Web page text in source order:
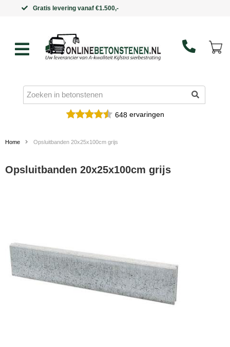
Binnen 5 werkdagen in huis
648ervaringen
Home Opsluitbanden 20x25x100cm grijs
Opsluitbanden 20x25x100cm grijs